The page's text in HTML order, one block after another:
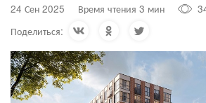
24 Сен 2025 Время чтения 3 мин
Поделиться: